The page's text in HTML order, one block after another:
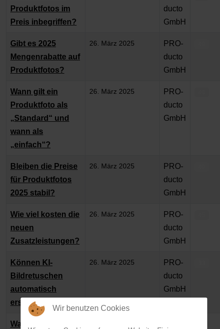
Produktfotos im
Preis inbegriffen?
ducto
GmbH
Gibt es 2025
Mengenrabatte auf
Produktfotos?
26. März 2025
PRO-
ducto
GmbH
Wann gilt ein
Produktfoto als
„Standard“ und
wann als
„einfach“?
26. März 2025
PRO-
ducto
GmbH
Bleiben die Preise
für Produktfotos
2025 stabil?
26. März 2025
PRO-
ducto
GmbH
Wie viel kosten die
neuen
Zusatzleistungen?
26. März 2025
PRO-
ducto
GmbH
Können KI-
Bildretuschen
automatisch
erstellt werden?
26. März 2025
PRO-
ducto
GmbH
Was ist der
Wir benutzen Cookies